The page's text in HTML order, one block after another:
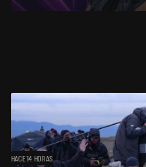
HACE 14 HORAS